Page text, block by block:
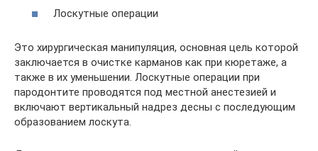
Лоскутные операции
Это хирургическая манипуляция, основная цель которой
заключается в очистке карманов как при кюретаже, а
также в их уменьшении. Лоскутные операции при
пародонтите проводятся под местной анестезией и
включают вертикальный надрез десны с последующим
образованием лоскута.